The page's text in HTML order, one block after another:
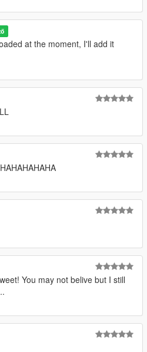
at the moment, I'll add it
You may not belive but I still